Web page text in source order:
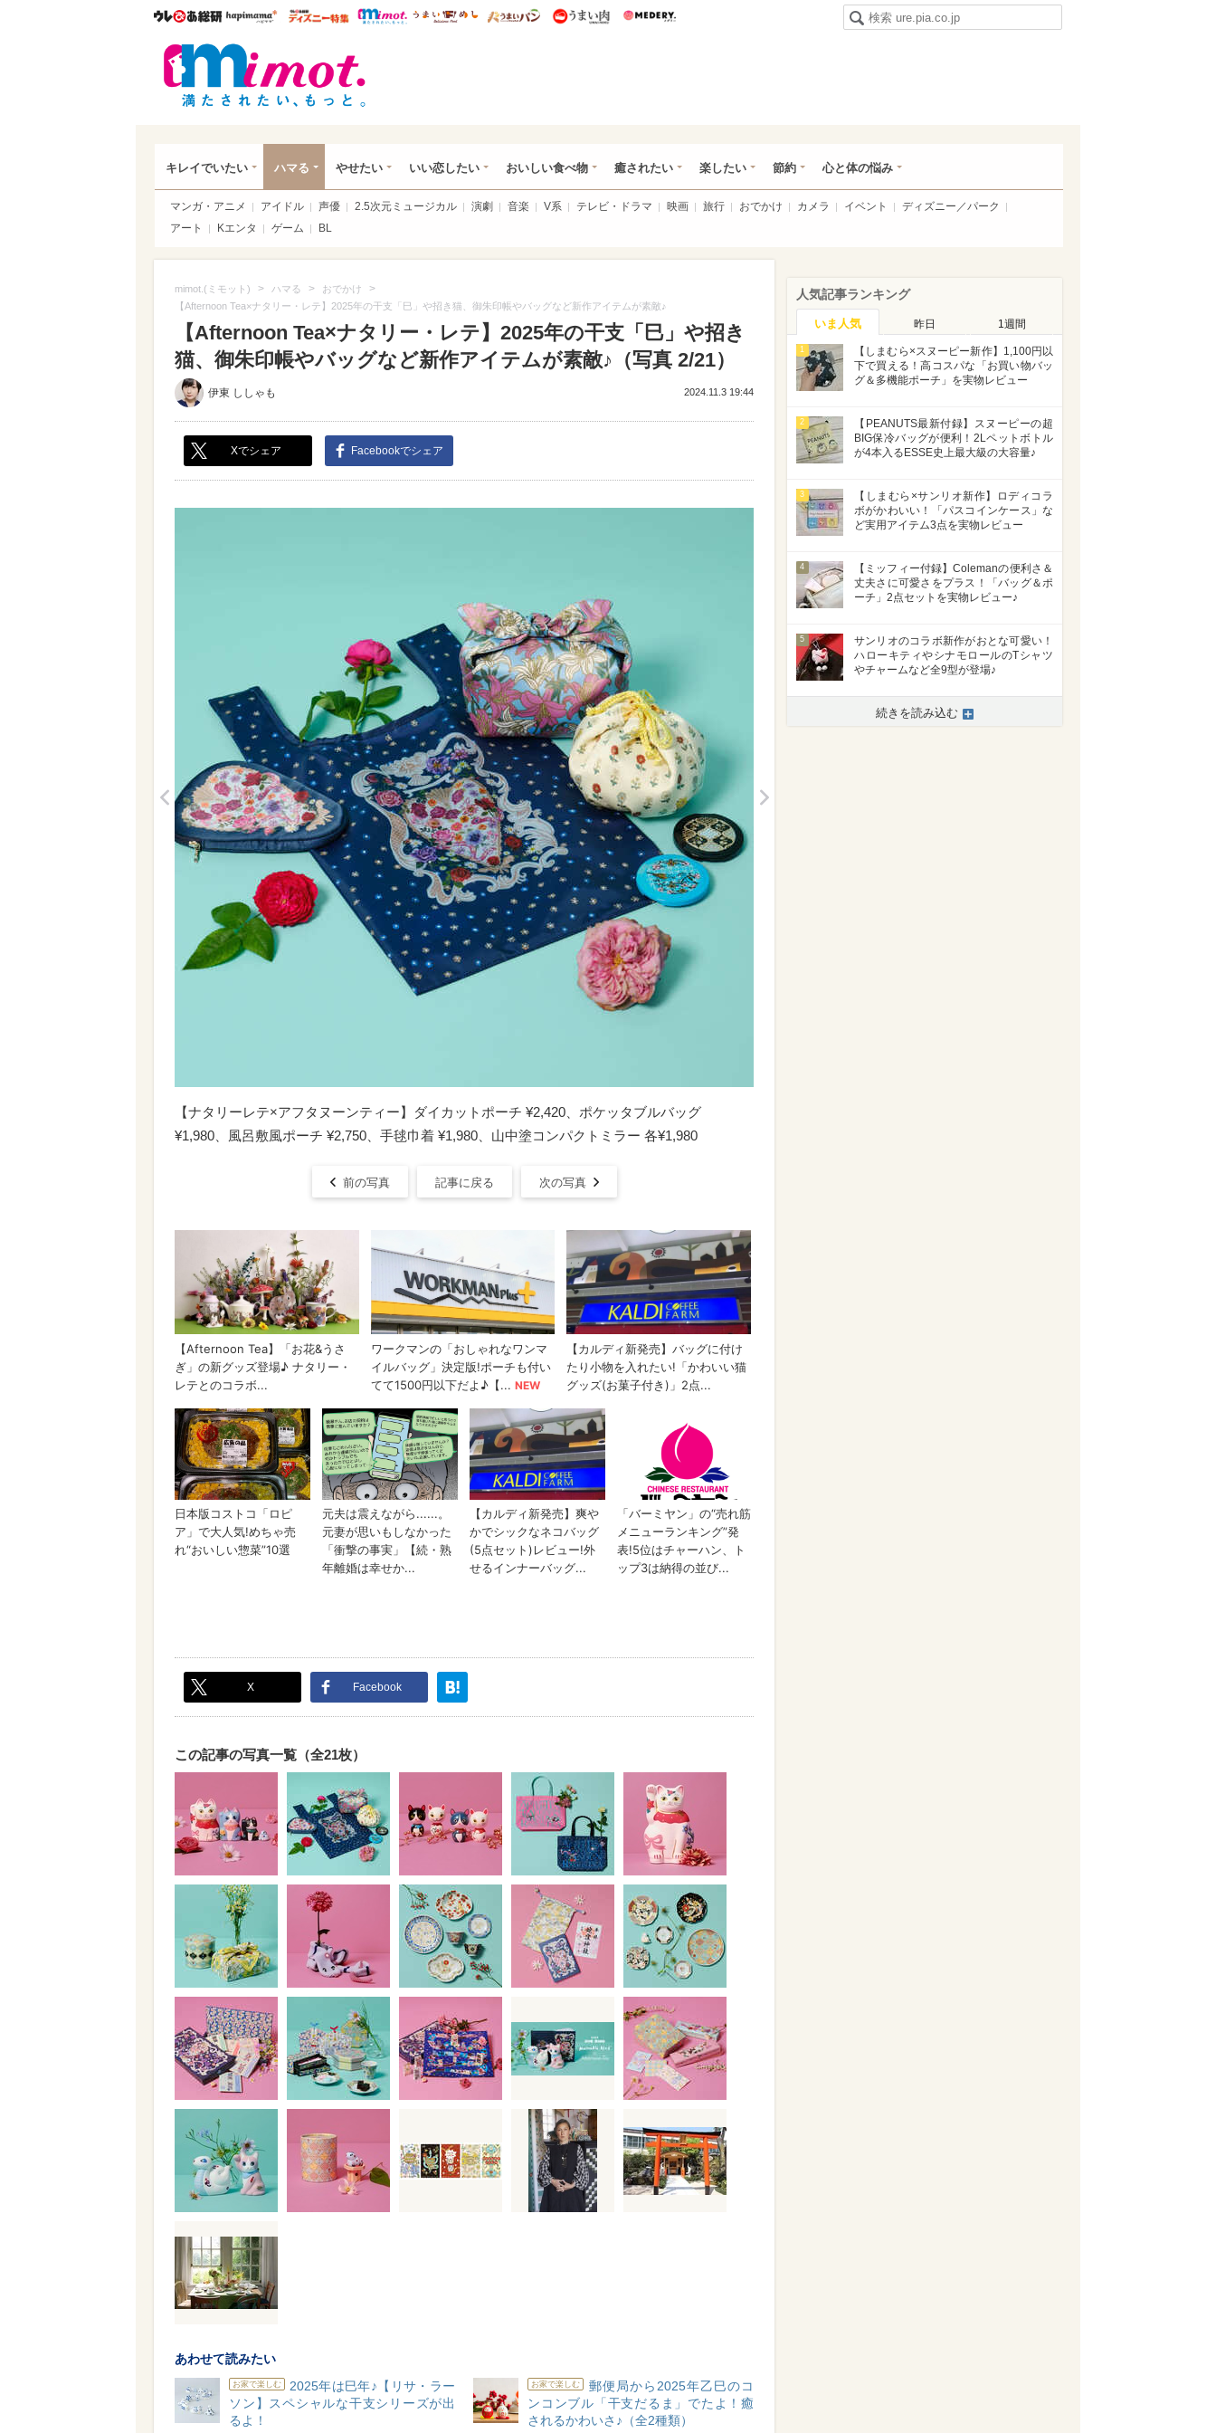
ウレぴあ総研ハピママ* ウレぴあ総研 ディズニー特集
mimot. うまいめし うまいパン うまい肉
キレイでいたい ハマる やせたい いい恋したい おいしい食べ物 癒されたい 楽したい 節約 心と体の悩み
マンガ・アニメ アイドル 声優 2.5次元ミュージカル 演劇 音楽 V系 テレビ・ドラマ 映画 旅行 おでかけ カメラ イベント
ディズニー／パーク
アート
Kエンタ ゲーム BL
mimot.(ミモット) > ハマる > おでかけ >
【Afternoon Tea×ナタリー・レテ】2025年の干支「巳」や招き猫、御朱印帳やバッグなど新作アイテムが素敵♪
【Afternoon Tea×ナタリー・レテ】2025年の干支「巳」や招き
猫、御朱印帳やバッグなど新作アイテムが素敵♪（写真 2/21）
伊東 ししゃも 2024.11.3 19:44
Xでシェア Facebookでシェア
【ナタリーレテ×アフタヌーンティー】ダイカットポーチ ¥2,420、ポケッタブルバッグ
¥1,980、風呂敷風ポーチ ¥2,750、手毬巾着 ¥1,980、山中塗コンパクトミラー 各¥1,980
前の写真 記事に戻る 次の写真
X Facebook
この記事の写真一覧（全21枚）
あわせて読みたい
お家で楽しむ
2025年は巳年♪【リサ・ラー
ソン】スペシャルな干支シリーズが出
るよ！
お家で楽しむ
郵便局から2025年乙巳のコ
ンコンブル「干支だるま」でたよ！癒
されるかわいさ♪（全2種類）
人気記事ランキング
いま人気 昨日 1週間
1
【しまむら×スヌーピー新作】1,100円以
下で買える！高コスパな「お買い物バッ
グ＆多機能ポーチ」を実物レビュー
2
【PEANUTS最新付録】スヌーピーの超
BIG保冷バッグが便利！2Lペットボトル
が4本入るESSE史上最大級の大容量♪
3
【しまむら×サンリオ新作】ロディコラ
ボがかわいい！「パスコインケース」な
ど実用アイテム3点を実物レビュー
4
【ミッフィー付録】Colemanの便利さ＆
丈夫さに可愛さをプラス！「バッグ＆ポ
ーチ」2点セットを実物レビュー♪
5
サンリオのコラボ新作がおとな可愛い！
ハローキティやシナモロールのTシャツ
やチャームなど全9型が登場♪
続きを読み込む